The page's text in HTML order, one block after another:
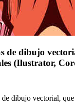
dibujo
(Ilustrator,
dibujo vectorial,